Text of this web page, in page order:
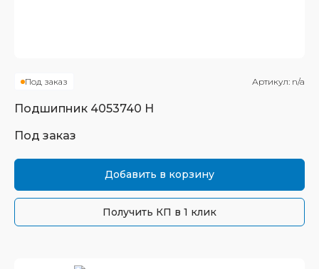
Под заказ Артикул: n/a
Подшипник 4053740 Н
Под заказ
Добавить в корзину
Получить КП в 1 клик